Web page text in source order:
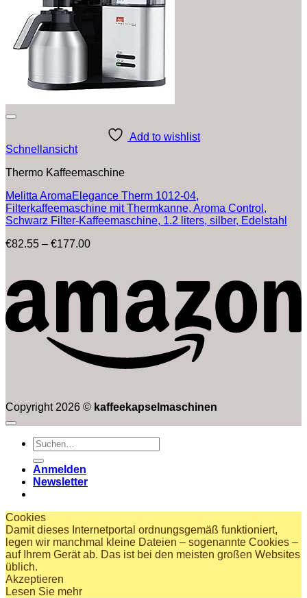
Add to wishlist
Schnellansicht
Thermo Kaffeemaschine
Melitta AromaElegance Therm 1012-04,
Filterkaffeemaschine mit Thermkanne, Aroma Control,
Schwarz Filter-Kaffeemaschine, 1.2 liters, silber, Edelstahl
€82.55 – €177.00Preisspanne:
€177.00
Copyright 2026 © kaffeekapselmaschinen
Suchen
nach:
Anmelden
Newsletter
Cookies
Damit dieses Internetportal ordnungsgemäß funktioniert,
legen wir manchmal kleine Dateien – sogenannte Cookies –
auf Ihrem Gerät ab. Das ist bei den meisten großen Websites
üblich.
Akzeptieren
Lesen Sie mehr